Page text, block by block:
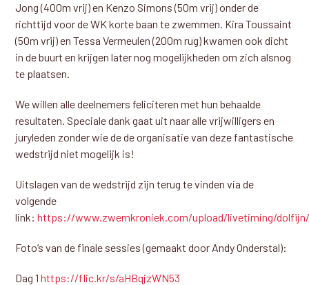
Jong (400m vrij) en Kenzo Simons (50m vrij) onder de
richttijd voor de WK korte baan te zwemmen. Kira Toussaint
(50m vrij) en Tessa Vermeulen (200m rug) kwamen ook dicht
in de buurt en krijgen later nog mogelijkheden om zich alsnog
te plaatsen.
We willen alle deelnemers feliciteren met hun behaalde
resultaten. Speciale dank gaat uit naar alle vrijwilligers en
juryleden zonder wie de de organisatie van deze fantastische
wedstrijd niet mogelijk is!
Uitslagen van de wedstrijd zijn terug te vinden via de
volgende
link:https://www.zwemkroniek.com/upload/livetiming/
Foto’s van de finale sessies (gemaakt door Andy Onderstal):
Dag 1https://flic.kr/s/aHBqjzWN53